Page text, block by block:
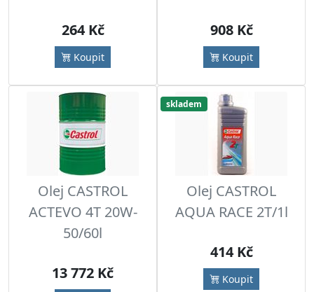
264 Kč
Koupit
908 Kč
Koupit
Olej CASTROL
ACTEVO 4T 20W-
50/60l
13 772 Kč
skladem
Olej CASTROL
AQUA RACE 2T/1l
414 Kč
Koupit